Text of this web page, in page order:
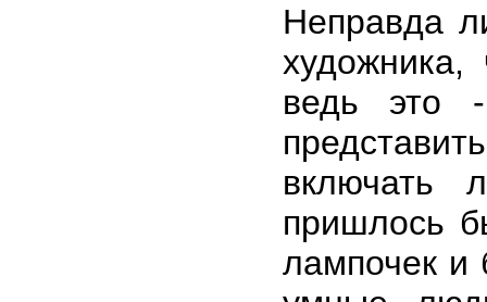
Неправда
художника,
ведь это
включать
пришлось
лампочек и